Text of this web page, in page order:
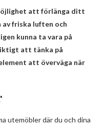
att förlänga ditt
friska luften och
kunna ta vara på
att tänka på
att överväga när
utemöbler där du och dina